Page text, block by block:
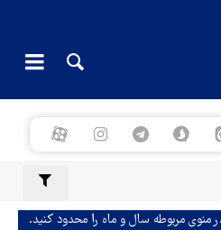
منوی مربوطه سال و ماه را محدود کنید.